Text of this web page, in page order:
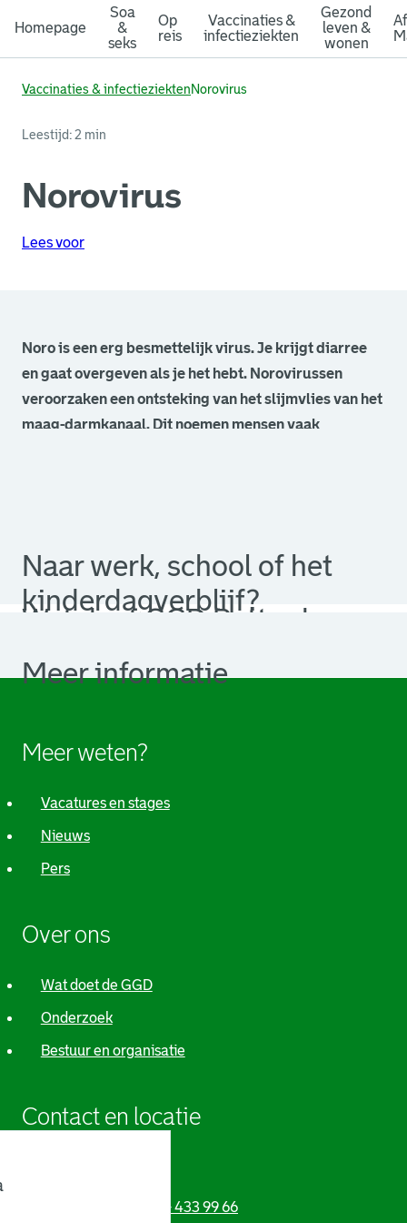
Homepage
Soa
&
seks
Op
reis
Vaccinaties &
infectieziekten
Gezond
leven &
wonen
Vaccinaties & infectieziektenNorovirus
Leestijd: 2 min
Norovirus
Lees voor
Noro is een erg besmettelijk virus. Je krijgt diarree
en gaat overgeven als je het hebt. Norovirussen
veroorzaken een ontsteking van het slijmvlies van het
maag-darmkanaal. Dit noemen mensen vaak
Hoe kun je het voorkomen?
Naar werk, school of het
kinderdagverblijf?
Wat doet GGD Rotterdam-
Rijnmond?
Meer informatie
Meer weten?
Vacatures en stages
Nieuws
Pers
Over ons
Wat doet de GGD
Onderzoek
Bestuur en organisatie
Contact en locatie
010 - 433 99 66